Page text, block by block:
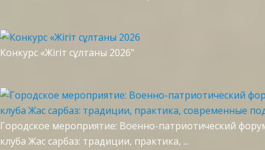
Конкурс «Жігіт сұлтаны 2026"
Городское мероприятие: Военно-патриотический
клуба Жас сарбаз: традиции, практика, ...